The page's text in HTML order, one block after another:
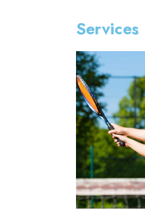
Services